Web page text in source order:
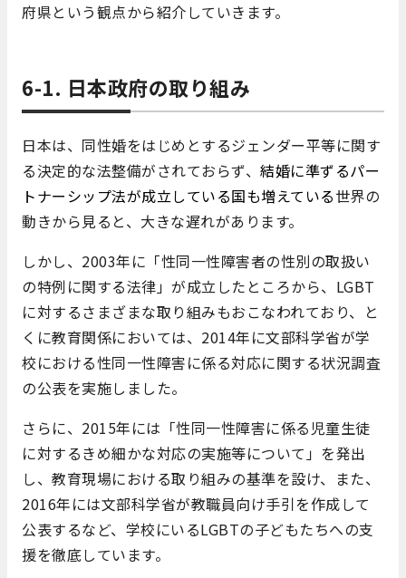
府県という観点から紹介していきます。
6-1. 日本政府の取り組み
日本は、同性婚をはじめとするジェンダー平等に関す
る決定的な法整備がされておらず、 結婚に準ずるパー
トナーシップ法が成立している国も増えている世界の
動きから見ると、大きな遅れがあります。
しかし、2003年に「性同一性障害者の性別の取扱い
の特例に関する法律」が成立したところから、LGBT
に対するさまざまな取り組みもおこなわれており、と
くに教育関係においては、2014年に文部科学省が学
校における性同一性障害に係る対応に関する状況調査
の公表を実施しました。
さらに、2015年には「性同一性障害に係る児童生徒
に対するきめ細かな対応の実施等について」を発出
し、教育現場における取り組みの基準を設け、また、
2016年には文部科学省が教職員向け手引を作成して
公表するなど、学校にいるLGBTの子どもたちへの支
援を徹底しています。